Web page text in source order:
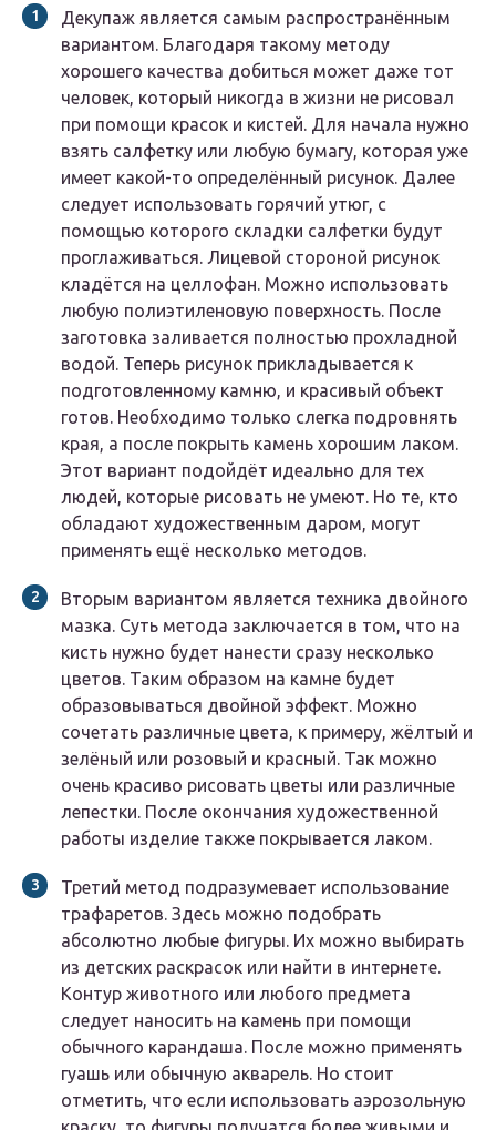
Декупаж является самым распространённым
вариантом. Благодаря такому методу
хорошего качества добиться может даже тот
человек, который никогда в жизни не рисовал
при помощи красок и кистей. Для начала нужно
взять салфетку или любую бумагу, которая уже
имеет какой-то определённый рисунок. Далее
следует использовать горячий утюг, с
помощью которого складки салфетки будут
проглаживаться. Лицевой стороной рисунок
кладётся на целлофан. Можно использовать
любую полиэтиленовую поверхность. После
заготовка заливается полностью прохладной
водой. Теперь рисунок прикладывается к
подготовленному камню, и красивый объект
готов. Необходимо только слегка подровнять
края, а после покрыть камень хорошим лаком.
Этот вариант подойдёт идеально для тех
людей, которые рисовать не умеют. Но те, кто
обладают художественным даром, могут
применять ещё несколько методов.
Вторым вариантом является техника двойного
мазка. Суть метода заключается в том, что на
кисть нужно будет нанести сразу несколько
цветов. Таким образом на камне будет
образовываться двойной эффект. Можно
сочетать различные цвета, к примеру, жёлтый и
зелёный или розовый и красный. Так можно
очень красиво рисовать цветы или различные
лепестки. После окончания художественной
работы изделие также покрывается лаком.
Третий метод подразумевает использование
трафаретов. Здесь можно подобрать
абсолютно любые фигуры. Их можно выбирать
из детских раскрасок или найти в интернете.
Контур животного или любого предмета
следует наносить на камень при помощи
обычного карандаша. После можно применять
гуашь или обычную акварель. Но стоит
отметить, что если использовать аэрозольную